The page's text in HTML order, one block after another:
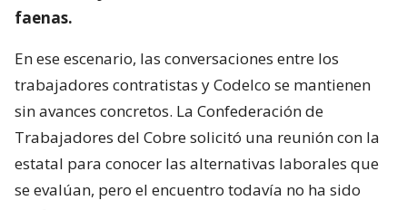
faenas.
En ese escenario, las conversaciones entre los
trabajadores contratistas y Codelco se mantienen
sin avances concretos. La Confederación de
Trabajadores del Cobre solicitó una reunión con la
estatal para conocer las alternativas laborales que
se evalúan, pero el encuentro todavía no ha sido